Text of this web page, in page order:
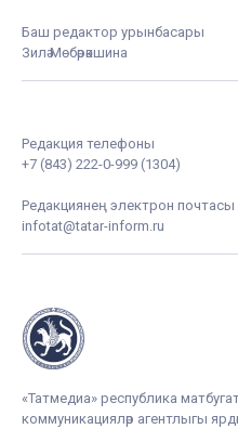
Баш редактор урынбасары
Зилә Мөбәрәкшина
Редакция телефоны
+7 (843) 222-0-999 (1304)
Редакциянең электрон почтасы
infotat@tatar-inform.ru
«Татмедиа» республика
коммуникацияләр агентлыгы